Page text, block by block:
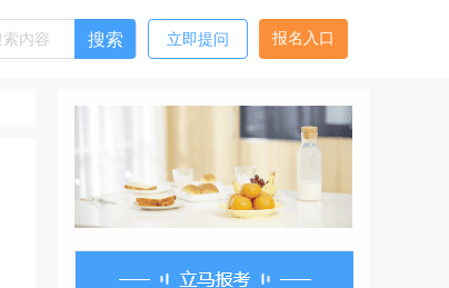
搜索 立即提问 报名入口